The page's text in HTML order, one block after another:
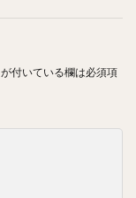
が付いている欄は必須項